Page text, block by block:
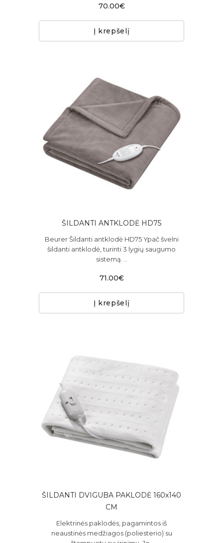
70.00€
Į krepšelį
ŠILDANTI ANTKLODĖ HD75
Beurer Šildanti antklodė HD75 Ypač švelni
šildanti antklodė, turinti 3 lygių saugumo
sistemą. ..
71.00€
Į krepšelį
ŠILDANTI DVIGUBA PAKLODĖ 160x140
CM
Elektrinės paklodės, pagamintos iš
neaustinės medžiagos (poliesterio) su